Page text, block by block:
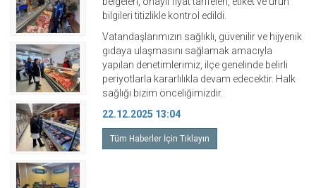
bilgileri titizlikle kontrol edildi.
Vatandaşlarımızın sağlıklı, güvenilir ve hijyenik
gıdaya ulaşmasını sağlamak amacıyla
yapılan denetimlerimiz, ilçe genelinde belirli
periyotlarla kararlılıkla devam edecektir. Halk
sağlığı bizim önceliğimizdir.
22.12.2025 13:04
Tüm Haberler İçin Tıklayın